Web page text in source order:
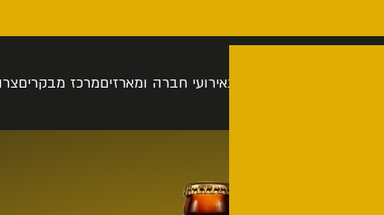
חנותאירועי חברה ומארזיםמרכז מבקרים